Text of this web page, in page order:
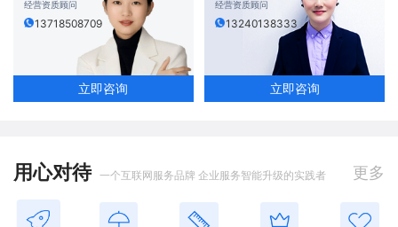
经营资质顾问
13718508709
立即咨询
经营资质顾问
13240138333
立即咨询
用心对待 一个互联网服务品牌 企业服务智能升级的实践者 更多